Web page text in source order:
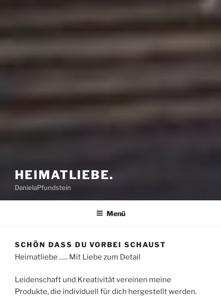
HEIMATLIEBE.
DanielaPfundstein
Menü
SCHÖN DASS DU VORBEI SCHAUST
Heimatliebe ….. Mit Liebe zum Detail
Leidenschaft und Kreativität vereinen meine
Produkte, die individuell für dich hergestellt werden.